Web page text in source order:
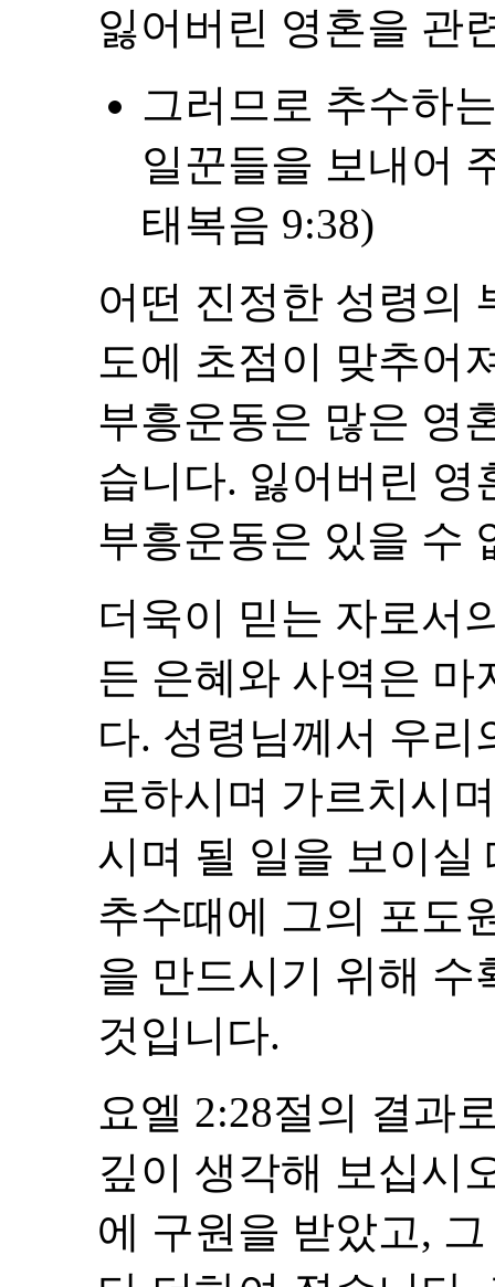
잃어버린 영혼을 관
그러므로 추수하
일꾼들을 보내어
태복음 9:38)
어떤 진정한 성령의
도에 초점이 맞추어
부흥운동은 많은 영
습니다. 잃어버린 영
부흥운동은 있을 수
더욱이 믿는 자로서
든 은혜와 사역은 마
다. 성령님께서 우리
로하시며 가르치시
시며 될 일을 보이실
추수때에 그의 포도
을 만드시기 위해 수
것입니다.
요엘 2:28절의 결과
깊이 생각해 보십시
에 구원을 받았고,